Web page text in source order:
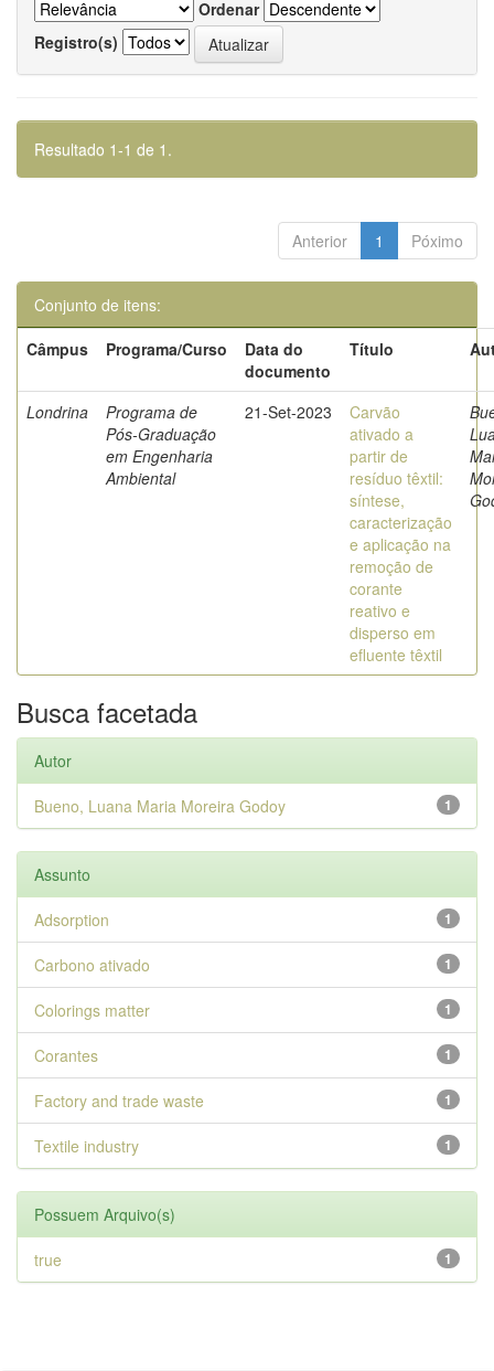
Ordenar
Registro(s)
Resultado 1-1 de 1.
Anterior 1 Póximo
Conjunto de itens:
Câmpus
Programa/Curso
Data do
documento
Título
Londrina
Programa de
Pós-Graduação
em Engenharia
Ambiental
21-Set-2023
Carvão
ativado a
partir de
resíduo têxtil:
síntese,
caracterização
e aplicação na
remoção de
corante
reativo e
disperso em
efluente têxtil
Busca facetada
Autor
1
Bueno, Luana Maria Moreira Godoy
Assunto
1
Adsorption
1
Carbono ativado
1
Colorings matter
1
Corantes
1
Factory and trade waste
1
Textile industry
Possuem Arquivo(s)
1
true